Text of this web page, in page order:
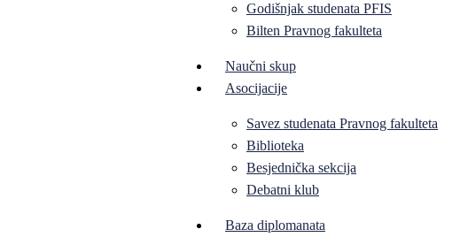
Godišnjak studenata PFIS
Bilten Pravnog fakulteta
Naučni skup
Asocijacije
Savez studenata Pravnog fakulteta
Biblioteka
Besjednička sekcija
Debatni klub
Baza diplomanata